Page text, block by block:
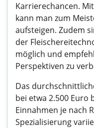
Karrierechancen.
kann man zum
aufsteigen. Zudem
der
möglich und
Perspektiven zu
Das
bei etwa 2.500
Einnahmen je nach
Spezialisierung